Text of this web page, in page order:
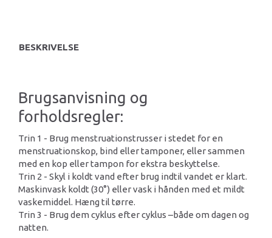
BESKRIVELSE
Brugsanvisning og
forholdsregler:
Trin 1 - Brug menstruationstrusser i stedet for en
menstruationskop, bind eller tamponer, eller sammen
med en kop eller tampon for ekstra beskyttelse.
Trin 2 - Skyl i koldt vand efter brug indtil vandet er klart.
Maskinvask koldt (30°) eller vask i hånden med et mildt
vaskemiddel. Hæng til tørre.
Trin 3 - Brug dem cyklus efter cyklus –både om dagen og
natten.